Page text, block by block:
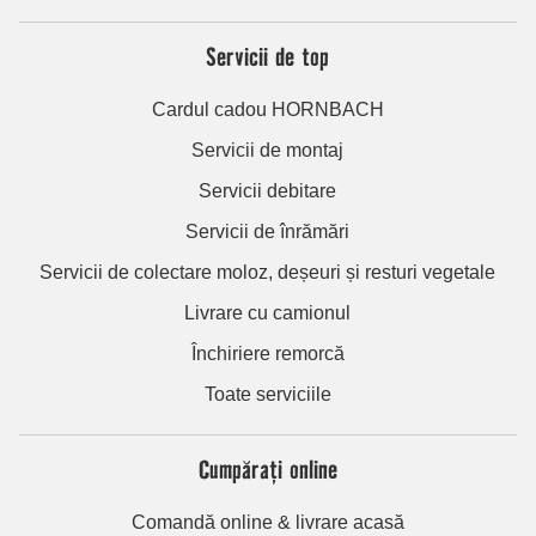
Servicii de top
Cardul cadou HORNBACH
Servicii de montaj
Servicii debitare
Servicii de înrămări
Servicii de colectare moloz, deșeuri și resturi vegetale
Livrare cu camionul
Închiriere remorcă
Toate serviciile
Cumpărați online
Comandă online & livrare acasă